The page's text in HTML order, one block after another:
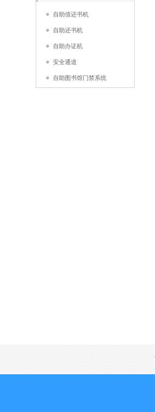
自助借还书机
自助还书机
自助办证机
安全通道
自助图书馆门禁系统